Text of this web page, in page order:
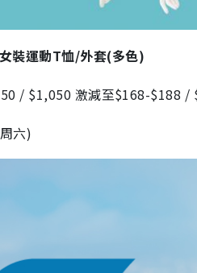
裝運動T恤/外套(多色)
/ $1,050 激減至$168-$188 /
六)